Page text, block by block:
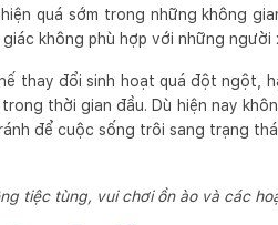
quá sớm trong những không
không phù hợp với những người
thay đổi sinh hoạt quá đột ngột,
thời gian đầu. Dù hiện nay
để cuộc sống trôi sang trạng
tiệc tùng, vui chơi ồn ào và các